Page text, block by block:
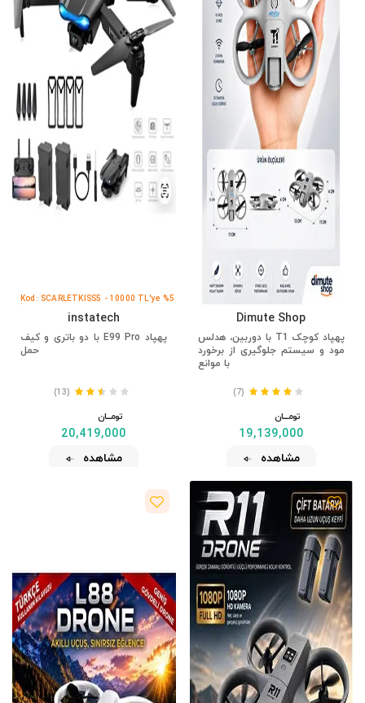
Dimute Shop
پهپاد کوچک T1 با دوربین، هدلس
مود و سیستم جلوگیری از برخورد
با موانع
(7)
تومــــــان
19,139,000
مشاهده
Kod: SCARLETKISS5 - 10000 TL'ye %5
instatech
پهپاد E99 Pro با دو باتری و کیف
حمل
(13)
تومــــــان
20,419,000
مشاهده